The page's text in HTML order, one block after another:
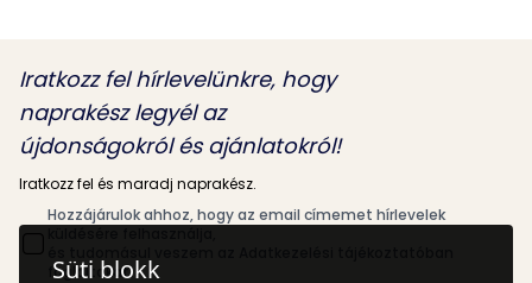
Süti blokk
Iratkozz fel hírlevelünkre, hogy
naprakész legyél az
újdonságokról és ajánlatokról!
Iratkozz fel és maradj naprakész.
Hozzájárulok ahhoz, hogy az email címemet hírlevelek
foglaltakat.